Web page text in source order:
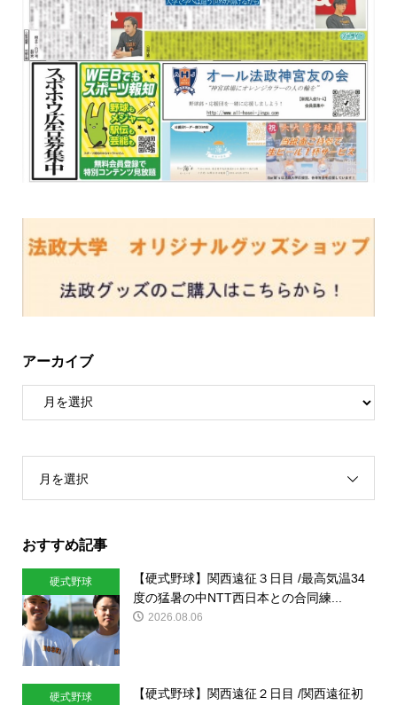
アーカイブ
月を選択
おすすめ記事
硬式野球
【硬式野球】関西遠征３日目 /最高気温34
度の猛暑の中NTT西日本との合同練...
2026.08.06
硬式野球
【硬式野球】関西遠征２日目 /関西遠征初